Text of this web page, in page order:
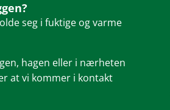
seg i fuktige og varme
hagen eller i nærheten
at vi kommer i kontakt